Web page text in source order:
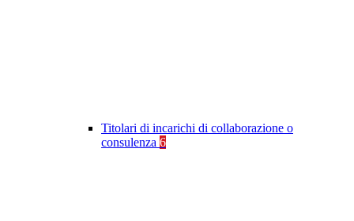
Titolari di incarichi di collaborazione o
consulenza 6